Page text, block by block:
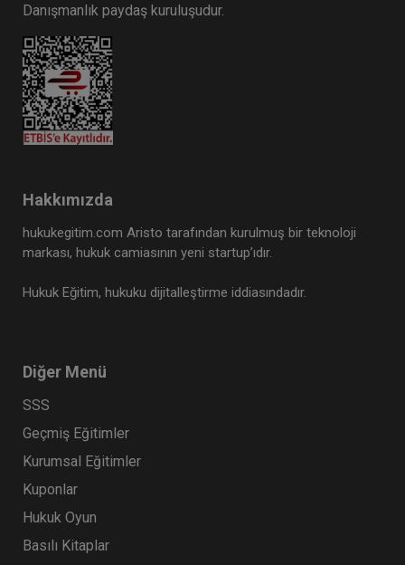
Ayni Haklar - III. Medeni Hukuku Kongresi - VII.
Oturum
360 TL
Kira Hukuku - III. Medeni Hukuku Kongresi - V.
Oturum
360 TL
Tüketici Hukuku Enstitüsü
Danışmanlık paydaş kuruluşudur.
Hakkımızda
hukukegitim.com Aristo tarafından kurulmuş bir teknoloji
markası, hukuk camiasının yeni startup’ıdır.
Hukuk Eğitim, hukuku dijitalleştirme iddiasındadır.
Diğer Menü
SSS
Geçmiş Eğitimler
Kurumsal Eğitimler
Kuponlar
Hukuk Oyun
Basılı Kitaplar